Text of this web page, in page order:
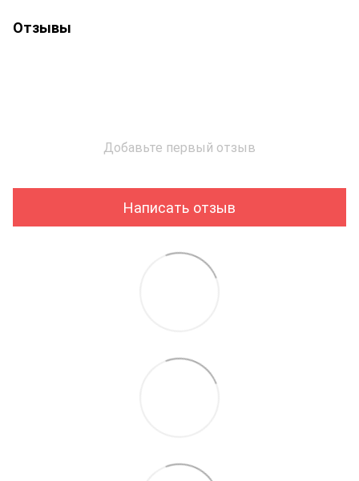
Отзывы
Добавьте первый отзыв
Написать отзыв